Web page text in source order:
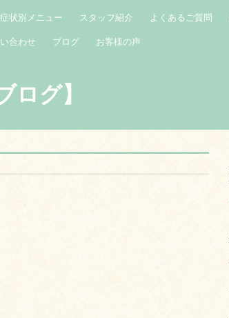
症状別メニュー スタッフ紹介 よくあるご質問
合わせ ブログ お客様の声
ログ】